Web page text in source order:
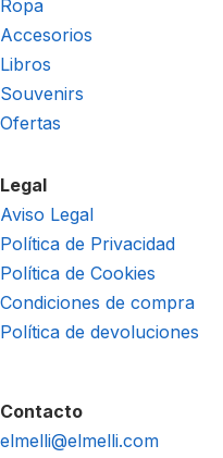
Ropa
Accesorios
Libros
Souvenirs
Ofertas
Legal
Aviso Legal
Política de Privacidad
Política de Cookies
Condiciones de compra
Política de devoluciones
Contacto
elmelli@elmelli.com